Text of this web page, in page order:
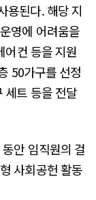
용된다. 해당 지
영에 어려움을
어컨 등을 지원
50가구를 선정
세트 등을 전달
안 임직원의 걸
사회공헌 활동